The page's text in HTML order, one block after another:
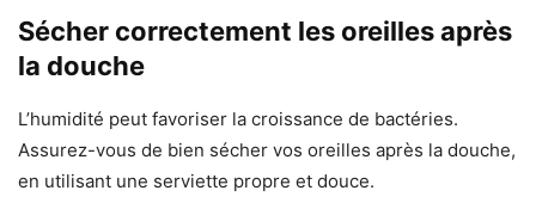
Sécher correctement les oreilles après
la douche
L’humidité peut favoriser la croissance de bactéries.
Assurez-vous de bien sécher vos oreilles après la douche,
en utilisant une serviette propre et douce.